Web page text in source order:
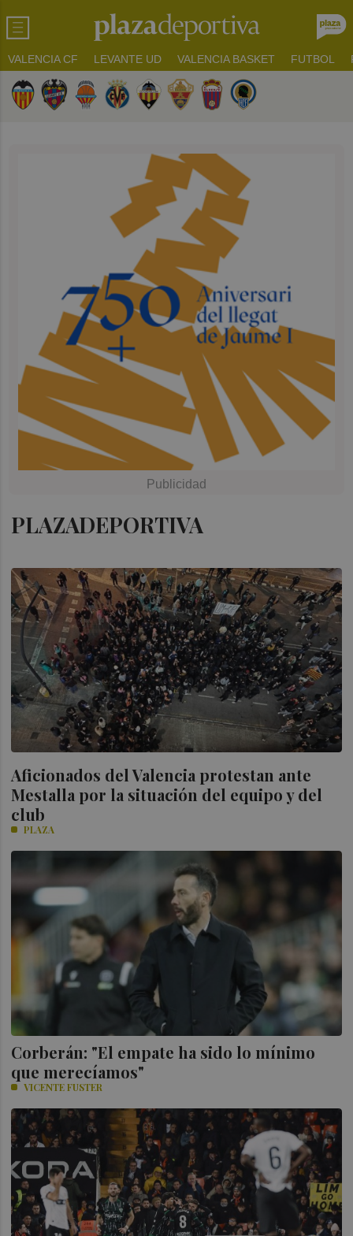
VALENCIA CF LEVANTE UD VALENCIA BASKET FUTBOL
PLAZADEPORTIVA
Aficionados del Valencia protestan ante
Mestalla por la situación del equipo y del
club
PLAZA
Corberán: "El empate ha sido lo mínimo
que merecíamos"
VICENTE FUSTER